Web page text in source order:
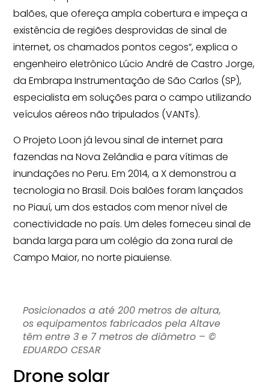
balões, que ofereça ampla cobertura e impeça a
existência de regiões desprovidas de sinal de
internet, os chamados pontos cegos”, explica o
engenheiro eletrônico Lúcio André de Castro Jorge,
da Embrapa Instrumentação de São Carlos (SP),
especialista em soluções para o campo utilizando
veículos aéreos não tripulados (VANTs).
O Projeto Loon já levou sinal de internet para
fazendas na Nova Zelândia e para vítimas de
inundações no Peru. Em 2014, a X demonstrou a
tecnologia no Brasil. Dois balões foram lançados
no Piauí, um dos estados com menor nível de
conectividade no país. Um deles forneceu sinal de
banda larga para um colégio da zona rural de
Campo Maior, no norte piauiense.
Posicionados a até 200 metros de altura,
os equipamentos fabricados pela Altave
têm entre 3 e 7 metros de diâmetro – ©
EDUARDO CESAR
Drone solar